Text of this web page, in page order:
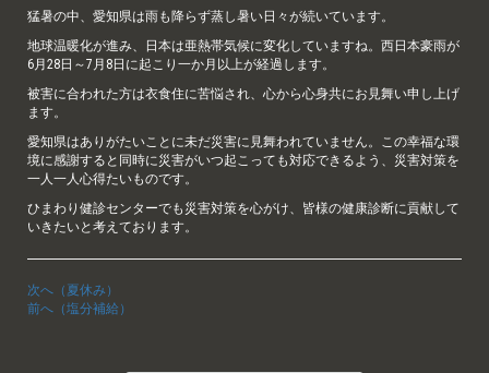
猛暑の中、愛知県は雨も降らず蒸し暑い日々が続いています。
地球温暖化が進み、日本は亜熱帯気候に変化していますね。西日本豪雨が
6月28日～7月8日に起こり一か月以上が経過します。
被害に合われた方は衣食住に苦悩され、心から心身共にお見舞い申し上げ
ます。
愛知県はありがたいことに未だ災害に見舞われていません。この幸福な環
境に感謝すると同時に災害がいつ起こっても対応できるよう、災害対策を
一人一人心得たいものです。
ひまわり健診センターでも災害対策を心がけ、皆様の健康診断に貢献して
いきたいと考えております。
次へ（夏休み）
前へ（塩分補給）